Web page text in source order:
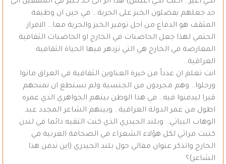
لكي اغير.. اكتب لكي اعيش) هذا اثر الى حد كبير في المثقفين الى
حد جعلهم يفضلون الخبز على الحرية… في حين ان وظيفة
المثقف هو الدفاع من اجل توفير الخبز والحرية معا… الافراز
الحتمي لهذا جعل الحاضنات في الخارج او الحاضنات الثقافية
المعارضة في الخارج هي التي تزدهر فيها الحياة الثقافية
العراقية..
انت تعلم ان عدداً من خيرة العناوين الثقافية في العراق ماتوا
ورحلوا.. وهم مجردون من الجنسية ولم نستطع ان نمنحهم
قبرا ليدفنوا فيه.. في هذا الوطن بينهم الجواهري الذي عمره
اطول من عمر الدولة العراقية.. وبينهم الشاعر المجدد عبد
الوهاب البياتي.. وبلند الحيدري الذي كنت التقيه دائما في لندن
كتبت مراثي لكل هؤلاء الشعراء في الصحافة العربية في
الخارج واتذكر عنوان مقالي حول بلند الحيدري (اين ندفن هذا
الشاعر)؟